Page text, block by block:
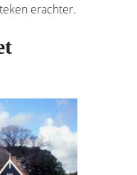
erachter.